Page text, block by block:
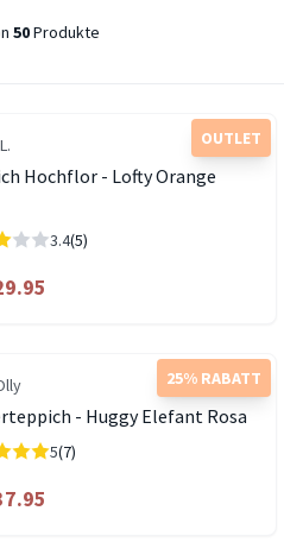
50Produkte
OUTLET
Hochflor - Lofty Orange
3.4(5)
25% RABATT
- Huggy Elefant Rosa
5(7)